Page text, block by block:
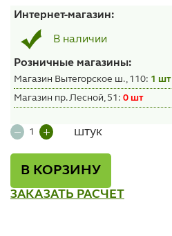
Интернет-магазин:
В наличии
Розничные магазины:
Магазин Вытегорское ш., 110: 1 шт
Магазин пр. Лесной, 51: 0 шт
штук
В КОРЗИНУ
ЗАКАЗАТЬ РАСЧЕТ